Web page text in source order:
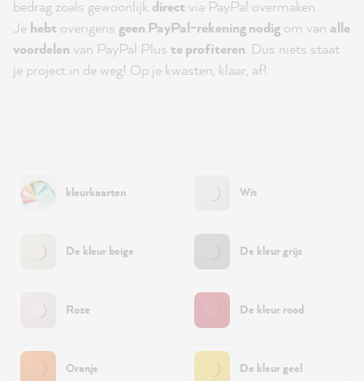
bedrag zoals gewoonlijk direct via PayPal overmaken.
Je hebt overigens geen PayPal-rekening nodig om van alle
voordelen van PayPal Plus te profiteren. Dus niets staat
je project in de weg! Op je kwasten, klaar, af!
kleurkaarten Wit
De kleur beige De kleur grijs
Roze De kleur rood
Oranje De kleur geel